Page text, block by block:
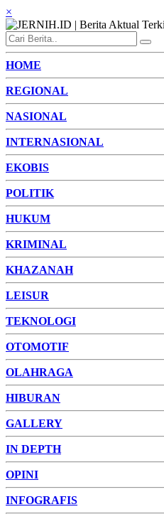
×
HOME
REGIONAL
NASIONAL
INTERNASIONAL
EKOBIS
POLITIK
HUKUM
KRIMINAL
KHAZANAH
LEISUR
TEKNOLOGI
OTOMOTIF
OLAHRAGA
HIBURAN
GALLERY
IN DEPTH
OPINI
INFOGRAFIS